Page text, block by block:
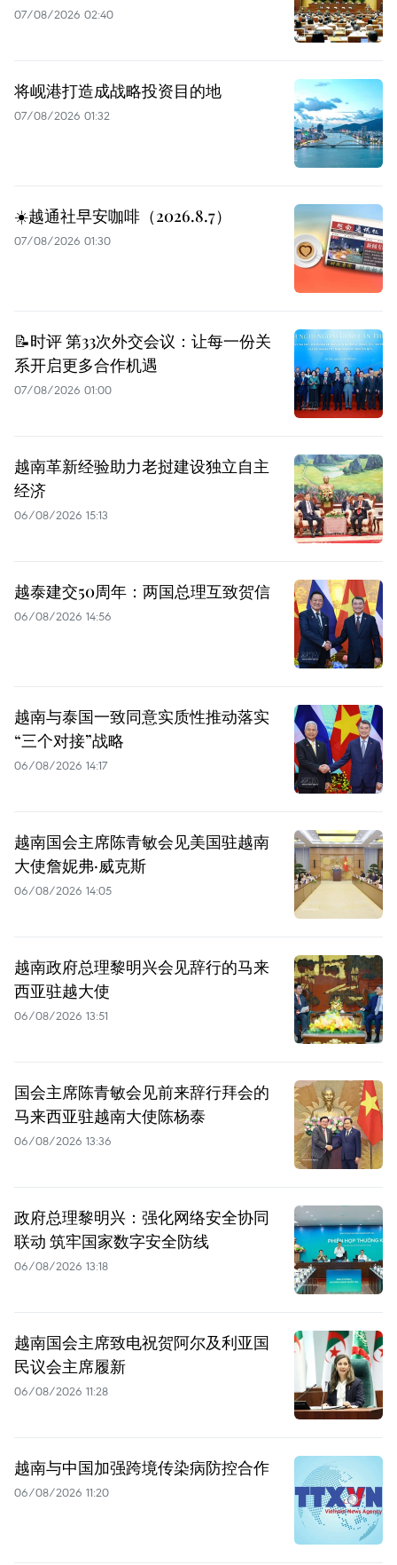
07/08/2026 02:40
将岘港打造成战略投资目的地
07/08/2026 01:32
☀️越通社早安咖啡（2026.8.7）
07/08/2026 01:30
📝时评 第33次外交会议：让每一份关
系开启更多合作机遇
07/08/2026 01:00
越南革新经验助力老挝建设独立自主
经济
06/08/2026 15:13
越泰建交50周年：两国总理互致贺信
06/08/2026 14:56
越南与泰国一致同意实质性推动落实
“三个对接”战略
06/08/2026 14:17
越南国会主席陈青敏会见美国驻越南
大使詹妮弗·威克斯
06/08/2026 14:05
越南政府总理黎明兴会见辞行的马来
西亚驻越大使
06/08/2026 13:51
国会主席陈青敏会见前来辞行拜会的
马来西亚驻越南大使陈杨泰
06/08/2026 13:36
政府总理黎明兴：强化网络安全协同
联动 筑牢国家数字安全防线
06/08/2026 13:18
越南国会主席致电祝贺阿尔及利亚国
民议会主席履新
06/08/2026 11:28
越南与中国加强跨境传染病防控合作
06/08/2026 11:20